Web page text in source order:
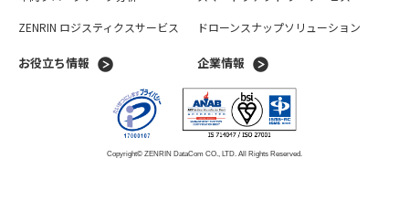
ZENRIN ロジスティクスサービス
お役立ち情報
ドローンスナップソリューション
企業情報
Copyright© ZENRIN DataCom CO., LTD. All Rights Reserved.